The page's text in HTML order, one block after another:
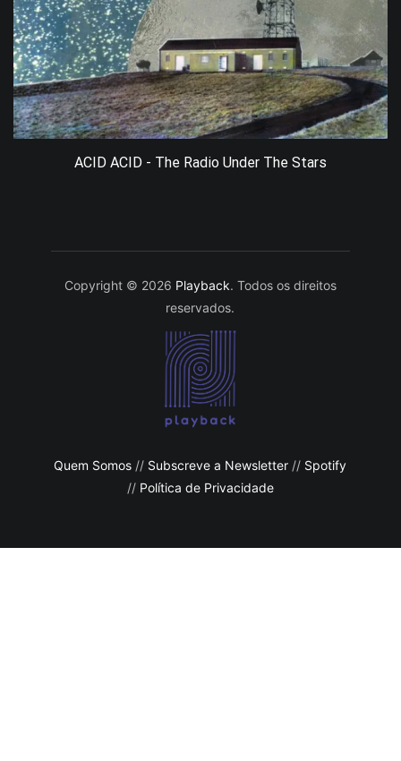
ACID ACID - The Radio Under The Stars
Copyright © 2026 Playback. Todos os direitos
reservados.
Quem Somos // Subscreve a Newsletter // Spotify
// Política de Privacidade